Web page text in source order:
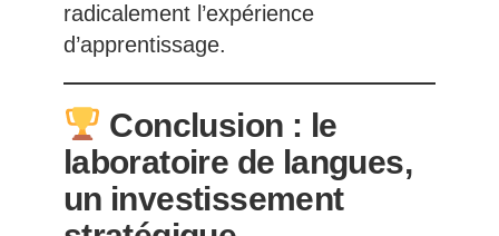
radicalement l’expérience
d’apprentissage.
Conclusion : le
laboratoire de langues,
un investissement